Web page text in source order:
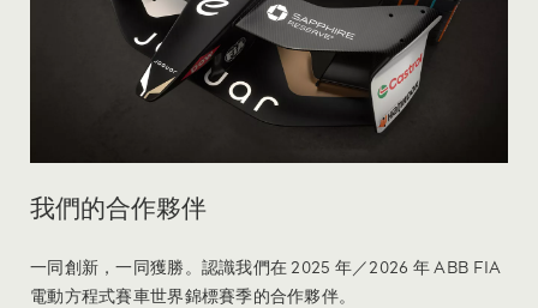
我們的合作夥伴
一同創新，一同獲勝。認識我們在 2025 年／2026 年 ABB FIA
電動方程式賽車世界錦標賽季的合作夥伴。